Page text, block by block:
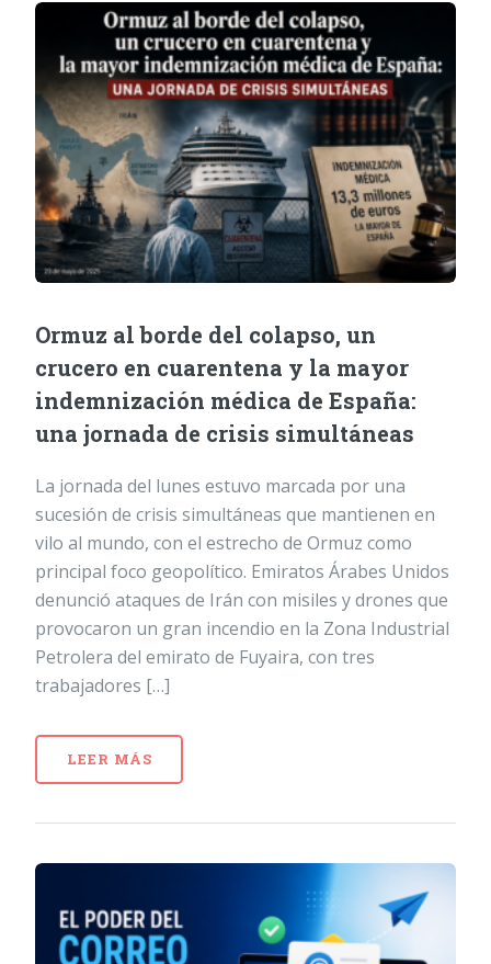
Ormuz al borde del colapso, un
crucero en cuarentena y la mayor
indemnización médica de España:
una jornada de crisis simultáneas
La jornada del lunes estuvo marcada por una
sucesión de crisis simultáneas que mantienen en
vilo al mundo, con el estrecho de Ormuz como
principal foco geopolítico. Emiratos Árabes Unidos
denunció ataques de Irán con misiles y drones que
provocaron un gran incendio en la Zona Industrial
Petrolera del emirato de Fuyaira, con tres
trabajadores […]
LEER MÁS